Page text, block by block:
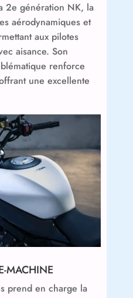
2e génération NK, la
aérodynamiques et
aux pilotes
aisance. Son
renforce
une excellente
MACHINE
prend en charge la